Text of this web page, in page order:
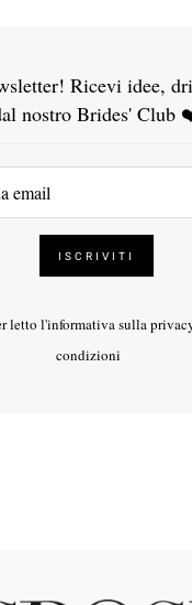
Ricevi idee,
nostro Brides' Club
letto l'informativa sulla
condizioni